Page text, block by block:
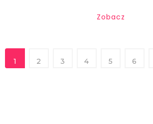
Zobacz
1 2 3 4 5 6